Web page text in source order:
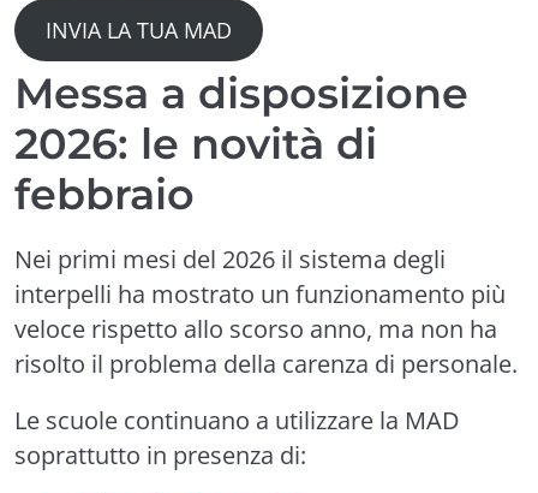
INVIA LA TUA MAD
Messa a disposizione
2026: le novità di
febbraio
Nei primi mesi del 2026 il sistema degli
interpelli ha mostrato un funzionamento più
veloce rispetto allo scorso anno, ma non ha
risolto il problema della carenza di personale.
Le scuole continuano a utilizzare la MAD
soprattutto in presenza di: